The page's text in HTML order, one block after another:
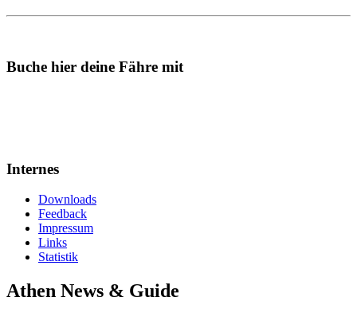
Buche hier deine Fähre mit
Internes
Downloads
Feedback
Impressum
Links
Statistik
Athen News & Guide